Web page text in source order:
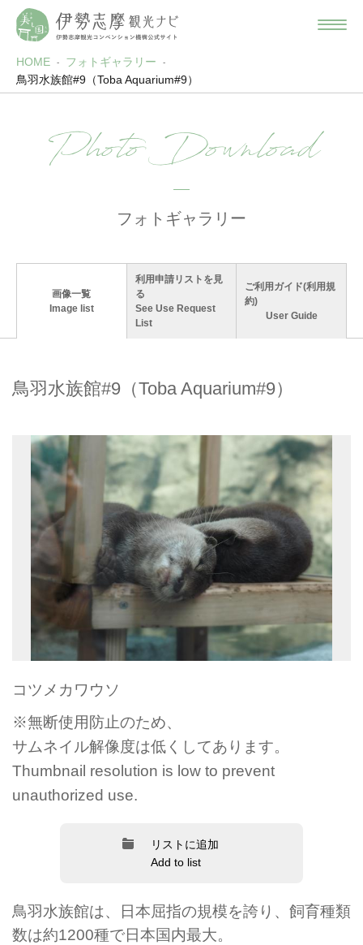
HOME
フォトギャラリー
鳥羽水族館#9（Toba Aquarium#9）
Photo Download
フォトギャラリー
画像一覧
Image list
利用申請リストを見
る
See Use Request
List
ご利用ガイド(利用規
約)
User Guide
鳥羽水族館#9（Toba Aquarium#9）
コツメカワウソ
※無断使用防止のため、
サムネイル解像度は低くしてあります。
Thumbnail resolution is low to prevent
unauthorized use.
リストに追加
Add to list
鳥羽水族館は、日本屈指の規模を誇り、飼育種類
数は約1200種で日本国内最大。